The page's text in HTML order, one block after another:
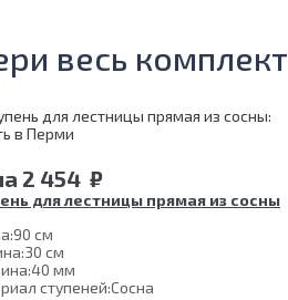
весь комплект
2 454 ₽
для лестницы прямая из сосны
90 см
30 см
40 мм
ступеней:Сосна